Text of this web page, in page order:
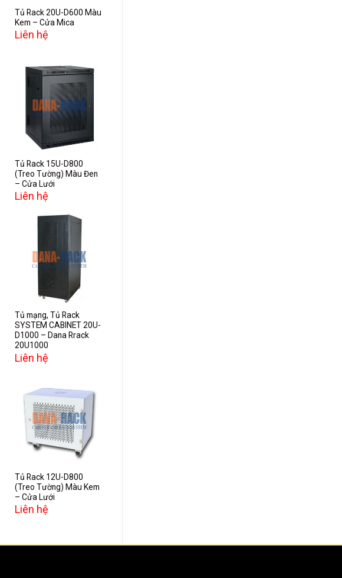
Tủ Rack 20U-D600 Màu
Kem – Cửa Mica
Liên hệ
Add to
Tủ Rack 15U-D800
(Treo Tường) Màu Đen
– Cửa Lưới
Liên hệ
Add to
Tủ mạng, Tủ Rack
SYSTEM CABINET 20U-
D1000 – Dana Rrack
20U1000
Liên hệ
Add to
wishlist
Tủ Rack 12U-D800
(Treo Tường) Màu Kem
– Cửa Lưới
Liên hệ